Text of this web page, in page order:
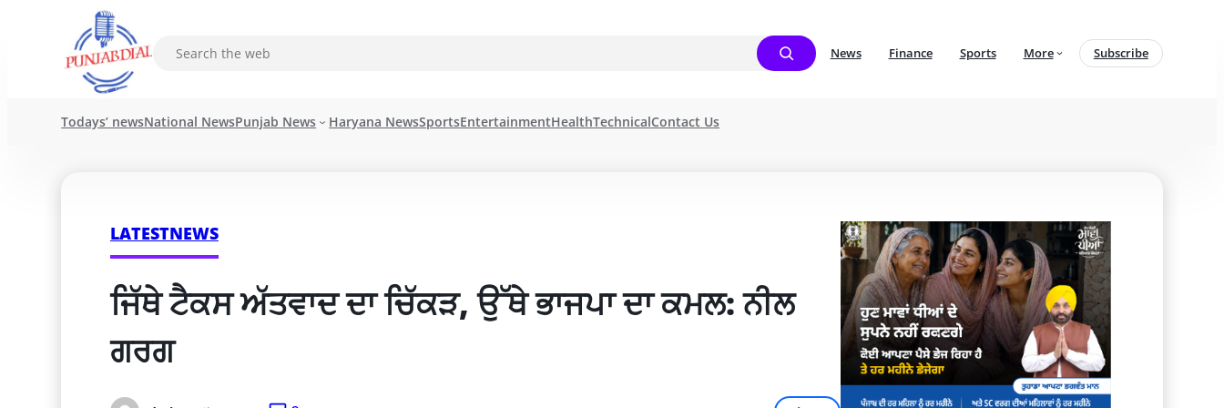
News Finance Sports More Subscribe
Todays’ newsNational NewsPunjab News Haryana NewsSportsEntertainmentHealthTechnicalContact Us
LATESTNEWS
ਜਿੱਥੇ ਟੈਕਸ ਅੱਤਵਾਦ ਦਾ ਚਿੱਕੜ, ਉੱਥੇ ਭਾਜਪਾ ਦਾ ਕਮਲ: ਨੀਲ
ਗਰਗ